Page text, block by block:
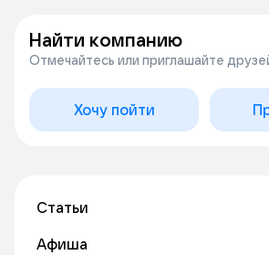
Найти компанию
Отмечайтесь или приглашайте
Хочу пойти
Статьи
Афиша